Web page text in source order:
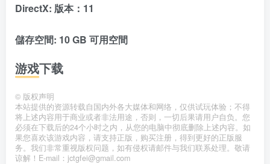
DirectX: 版本：11
儲存空間: 10 GB 可用空間
游戏下载
© 版权声明
本站提供的资源转载自国内外各大媒体和网络，仅供试玩体验；不得
将上述内容用于商业或者非法用途，否则，一切后果请用户自负。您
必须在下载后的24个小时之内，从您的电脑中彻底删除上述内容。如
果您喜欢该游戏内容，请支持正版，购买注册，得到更好的正版服
务。我们非常重视版权问题，如有侵权请邮件与我们联系处理。敬请
谅解！E-mail：jctgfei@gmail.com